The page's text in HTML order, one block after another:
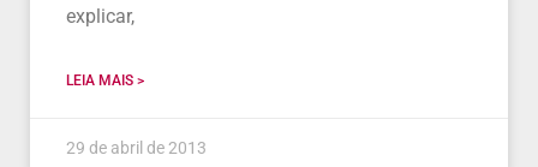
explicar,
LEIA MAIS >
29 de abril de 2013